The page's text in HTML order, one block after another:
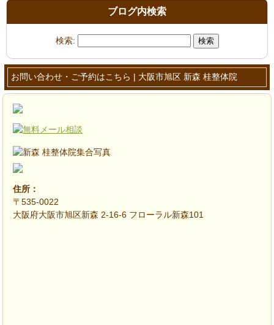
ブログ内検索
検索:
お問い合わせ・ご予約はこちら | 大阪市旭区 新森 桂整体院
住所：
〒535-0022
大阪府大阪市旭区新森 2-16-6 フローラル新森101